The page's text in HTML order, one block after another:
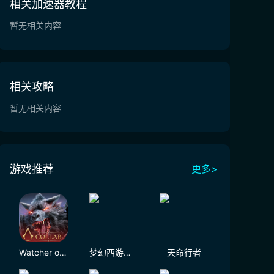
相关加速器教程
暂无相关内容
相关攻略
暂无相关内容
游戏推荐 更多>
Watcher of Realms - US 梦幻西游（大陆服） 天命行者